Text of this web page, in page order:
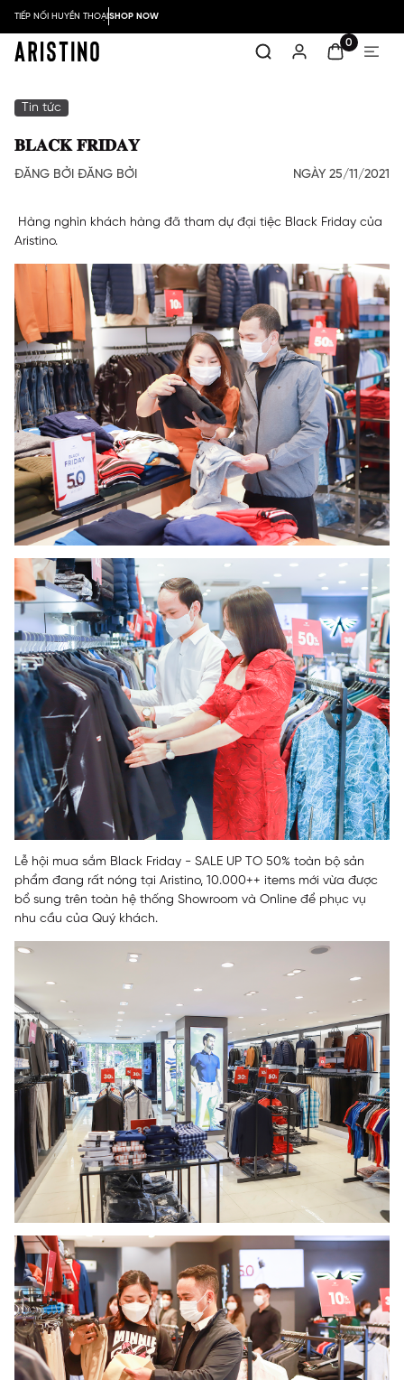
TIẾP NỐI HUYỀN THOẠISHOP NOW
0
Tin tức
𝐁𝐋𝐀𝐂𝐊 𝐅𝐑𝐈𝐃𝐀𝐘
ĐĂNG BỞI ĐĂNG BỞI NGÀY 25/11/2021
Hàng nghìn khách hàng đã tham dự đại tiệc Black Friday của
Aristino.
Lễ hội mua sắm Black Friday - SALE UP TO 50% toàn bộ sản
phẩm đang rất nóng tại Aristino, 10.000++ items mới vừa được
bổ sung trên toàn hệ thống Showroom và Online để phục vụ
nhu cầu của Quý khách.